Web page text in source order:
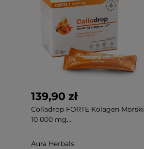
139,90 zł
Colladrop FORTE Kolagen Morski
10 000 mg...
Aura Herbals